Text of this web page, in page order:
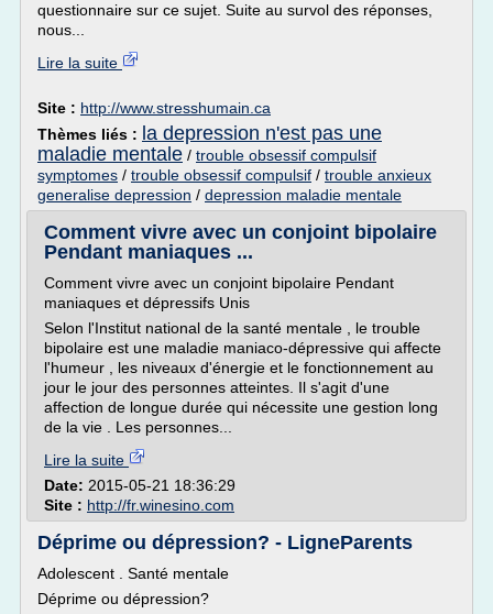
questionnaire sur ce sujet. Suite au survol des réponses,
nous...
Lire la suite
Site : http://www.stresshumain.ca
Thèmes liés : la depression n'est pas une
maladie mentale / trouble obsessif compulsif
symptomes / trouble obsessif compulsif / trouble anxieux
generalise depression / depression maladie mentale
Comment vivre avec un conjoint bipolaire
Pendant maniaques ...
Comment vivre avec un conjoint bipolaire Pendant
maniaques et dépressifs Unis
Selon l'Institut national de la santé mentale , le trouble
bipolaire est une maladie maniaco-dépressive qui affecte
l'humeur , les niveaux d'énergie et le fonctionnement au
jour le jour des personnes atteintes. Il s'agit d'une
affection de longue durée qui nécessite une gestion long
de la vie . Les personnes...
Lire la suite
Date: 2015-05-21 18:36:29
Site : http://fr.winesino.com
Déprime ou dépression? - LigneParents
Adolescent . Santé mentale
Déprime ou dépression?